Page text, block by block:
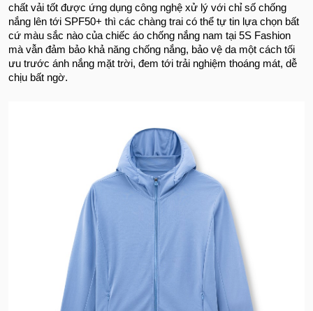
chất vải tốt được ứng dụng công nghệ xử lý với chỉ số chống
nắng lên tới SPF50+ thì các chàng trai có thể tự tin lựa chọn bất
cứ màu sắc nào của chiếc áo chống nắng nam tại 5S Fashion
mà vẫn đảm bảo khả năng chống nắng, bảo vệ da một cách tối
ưu trước ánh nắng mặt trời, đem tới trải nghiệm thoáng mát, dễ
chịu bất ngờ.